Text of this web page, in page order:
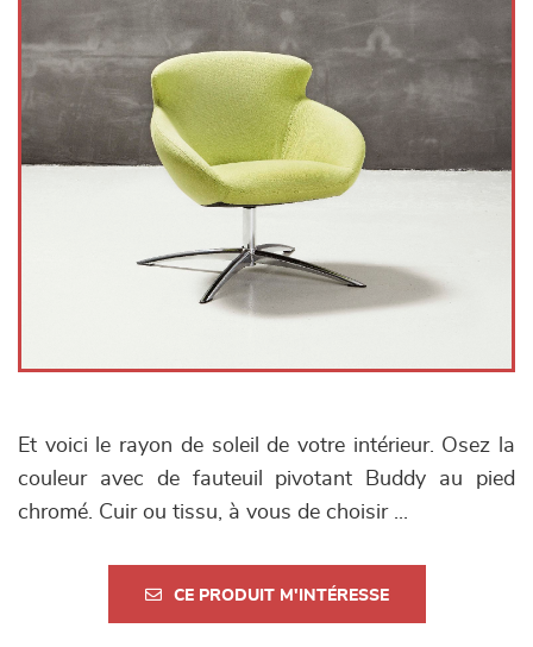
Et voici le rayon de soleil de votre intérieur. Osez la
couleur avec de fauteuil pivotant Buddy au pied
chromé. Cuir ou tissu, à vous de choisir ...
CE PRODUIT M'INTÉRESSE